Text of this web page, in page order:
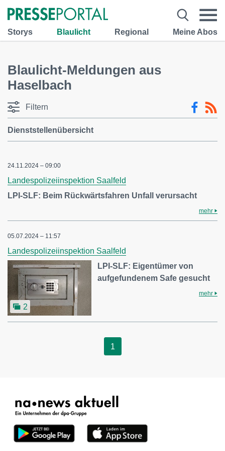
Storys Blaulicht Regional Meine Abos
Blaulicht-Meldungen aus
Haselbach
Filtern
Dienststellenübersicht
24.11.2024 – 09:00
Landespolizeiinspektion Saalfeld
LPI-SLF: Beim Rückwärtsfahren Unfall verursacht
mehr
05.07.2024 – 11:57
Landespolizeiinspektion Saalfeld
2
LPI-SLF: Eigentümer von
aufgefundenem Safe gesucht
mehr
1